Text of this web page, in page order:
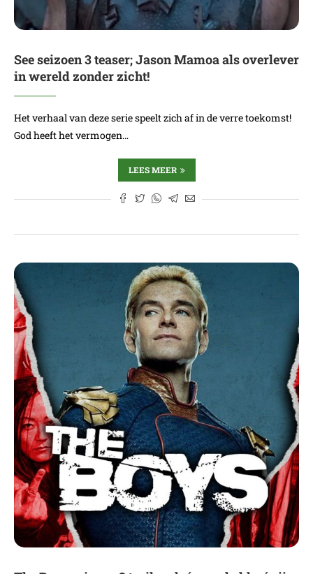
See seizoen 3 teaser; Jason Mamoa als overlever
in wereld zonder zicht!
Het verhaal van deze serie speelt zich af in de verre toekomst!
God heeft het vermogen…
LEES MEER